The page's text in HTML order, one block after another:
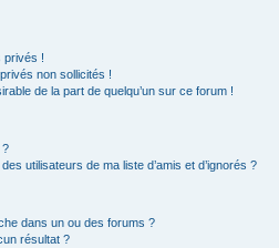
privés !
non sollicités !
de la part de quelqu’un sur ce forum !
?
utilisateurs de ma liste d’amis et d’ignorés ?
dans un ou des forums ?
résultat ?